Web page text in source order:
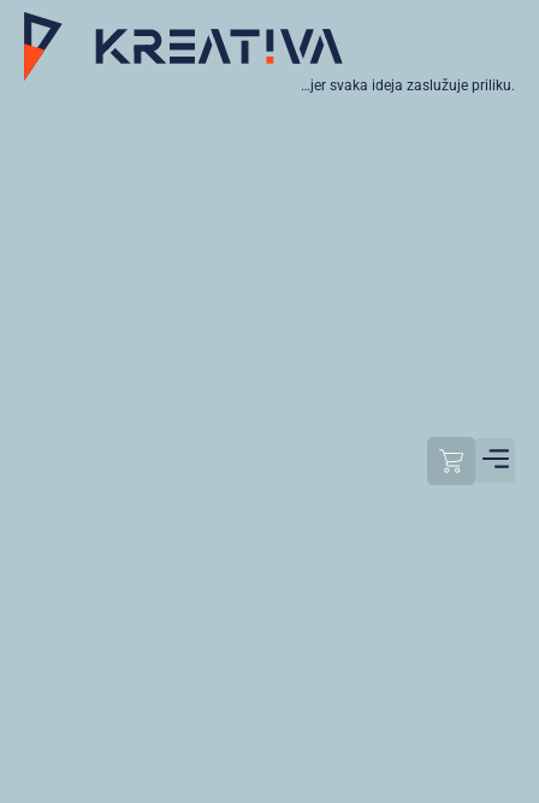
…jer svaka ideja zaslužuje priliku.